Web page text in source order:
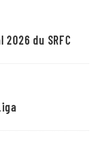
du SRFC